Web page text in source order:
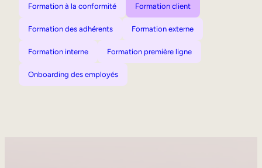
Formation à la conformité Formation client
Formation des adhérents Formation externe
Formation interne Formation première ligne
Onboarding des employés